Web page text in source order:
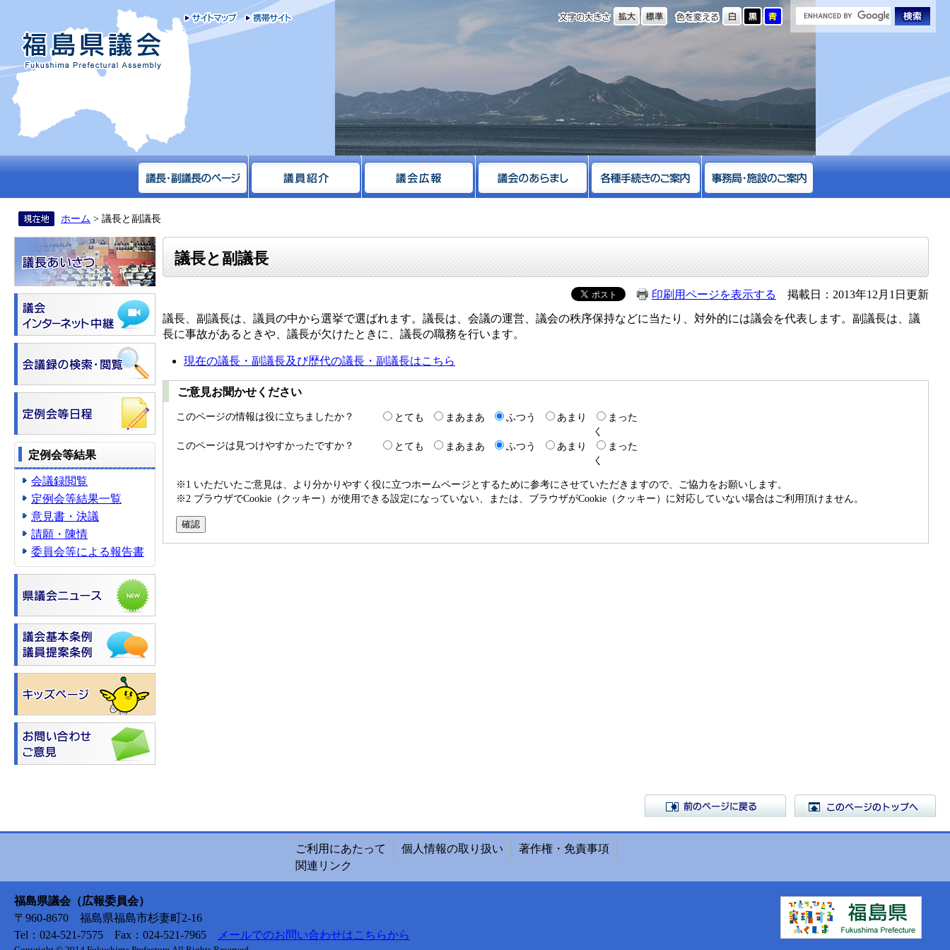
福島県議会
サイトマップ携帯サイト 色を変える
文字の大きさ
ホーム > 議長と副議長
定例会等結果
会議録閲覧
定例会等結果一覧
意見書・決議
請願・陳情
委員会等による報告書
議長と副議長
印刷用ページを表示する
掲載日：2013年12月1日更新
議長、副議長は、議員の中から選挙で選ばれます。議長は、会議の運営、議会の秩序保持などに当たり、対外的には議会を代表します。副議長は、議
長に事故があるときや、議長が欠けたときに、議長の職務を行います。
現在の議長・副議長及び歴代の議長・副議長はこちら
ご意見お聞かせください
このページの情報は役に立ちましたか？ とても まあまあ ふつう あまり
まった
く
このページは見つけやすかったですか？
とても まあまあ ふつう あまり
まった
く
※1 いただいたご意見は、より分かりやすく役に立つホームページとするために参考にさせていただきますので、ご協力をお願いします。
※2 ブラウザでCookie（クッキー）が使用できる設定になっていない、または、ブラウザがCookie（クッキー）に対応していない場合はご利用頂けません。
前のページに戻る
ご利用にあたって 個人情報の取り扱い
著作権・免責事項
関連リンク
福島県議会（広報委員会）
〒960-8670 福島県福島市杉妻町2-16
Tel：024-521-7575 Fax：024-521-7965
メールでのお問い合わせはこちらから